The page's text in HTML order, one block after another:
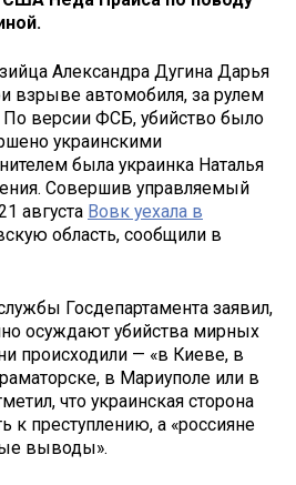
Александра Дугина Дарья
взрыве автомобиля, за рулем
По версии ФСБ, убийство было
украинскими
была украинка Наталья
Совершив управляемый
августа Вовк уехала в
область, сообщили в
Госдепартамента заявил,
осуждают убийства мирных
происходили — «в Киеве, в
в Мариуполе или в
что украинская сторона
к преступлению, а «россияне
выводы».